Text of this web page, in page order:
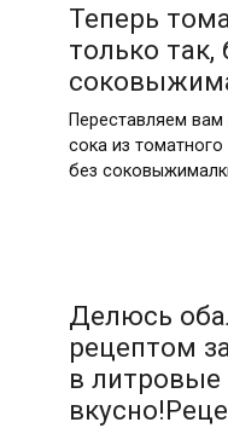
Теперь
только так,
Переставляем
сока из
без
Делюсь
рецептом
в литровые